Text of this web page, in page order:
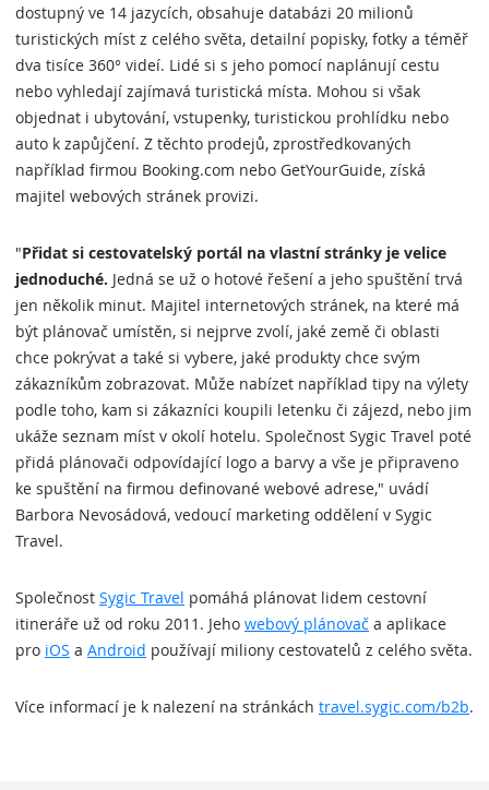
dostupný ve 14 jazycích, obsahuje databázi 20 milionů
turistických míst z celého světa, detailní popisky, fotky a téměř
dva tisíce 360° videí. Lidé si s jeho pomocí naplánují cestu
nebo vyhledají zajímavá turistická místa. Mohou si však
objednat i ubytování, vstupenky, turistickou prohlídku nebo
auto k zapůjčení. Z těchto prodejů, zprostředkovaných
například firmou Booking.com nebo GetYourGuide, získá
majitel webových stránek provizi.
"Přidat si cestovatelský portál na vlastní stránky je velice
jednoduché. Jedná se už o hotové řešení a jeho spuštění trvá
jen několik minut. Majitel internetových stránek, na které má
být plánovač umístěn, si nejprve zvolí, jaké země či oblasti
chce pokrývat a také si vybere, jaké produkty chce svým
zákazníkům zobrazovat. Může nabízet například tipy na výlety
podle toho, kam si zákazníci koupili letenku či zájezd, nebo jim
ukáže seznam míst v okolí hotelu. Společnost Sygic Travel poté
přidá plánovači odpovídající logo a barvy a vše je připraveno
ke spuštění na firmou definované webové adrese," uvádí
Barbora Nevosádová, vedoucí marketing oddělení v Sygic
Travel.
Společnost Sygic Travel pomáhá plánovat lidem cestovní
itineráře už od roku 2011. Jeho webový plánovač a aplikace
pro iOS a Android používají miliony cestovatelů z celého světa.
Více informací je k nalezení na stránkách travel.sygic.com/b2b.